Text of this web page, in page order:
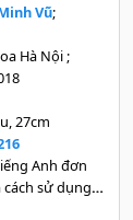
Vũ;
Hà Nội ;
27cm
Anh đơn
sử dụng
trò chơi